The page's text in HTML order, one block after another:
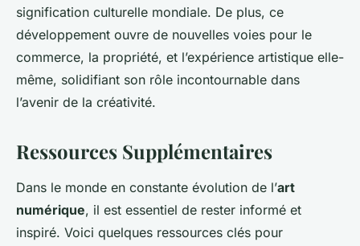
signification culturelle mondiale. De plus, ce
développement ouvre de nouvelles voies pour le
commerce, la propriété, et l’expérience artistique elle-
même, solidifiant son rôle incontournable dans
l’avenir de la créativité.
Ressources Supplémentaires
Dans le monde en constante évolution de l’art
numérique, il est essentiel de rester informé et
inspiré. Voici quelques ressources clés pour